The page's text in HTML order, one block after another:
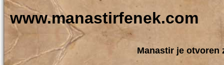
www.manastirfenek.com
Manastir je otvoren